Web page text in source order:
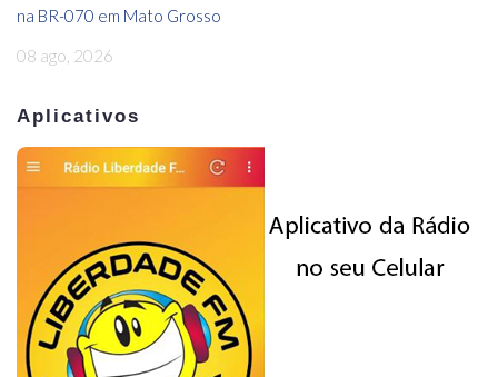
na BR-070 em Mato Grosso
08 ago, 2026
Aplicativos